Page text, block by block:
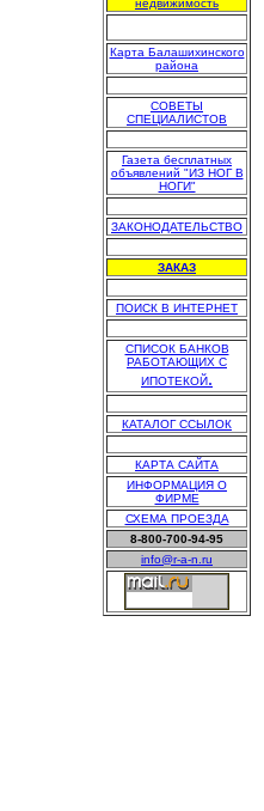
недвижимость
Карта Балашихинского
района
СОВЕТЫ
СПЕЦИАЛИСТОВ
Газета бесплатных
объявлений "ИЗ НОГ В
НОГИ"
ЗАКОНОДАТЕЛЬСТВО
ЗАКАЗ
ПОИСК В ИНТЕРНЕТ
СПИСОК БАНКОВ
РАБОТАЮЩИХ С
ИПОТЕКОЙ.
КАТАЛОГ ССЫЛОК
КАРТА САЙТА
ИНФОРМАЦИЯ О
ФИРМЕ
СХЕМА ПРОЕЗДА
8-800-700-94-95
info@r-a-n.ru